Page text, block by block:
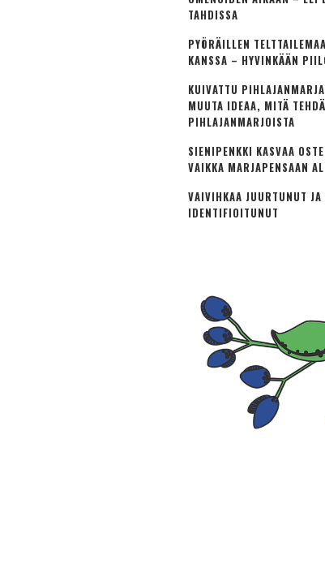
TAHDISSA
PYÖRÄILLEN
KANSSA – HYVINKÄÄN
KUIVATTU
MUUTA IDEAA, MITÄ TEHDÄ
PIHLAJANMARJOISTA
SIENIPENKKI KASVAA
VAIKKA MARJAPENSAAN
VAIVIHKAA JUURTUNUT
IDENTIFIOITUNUT